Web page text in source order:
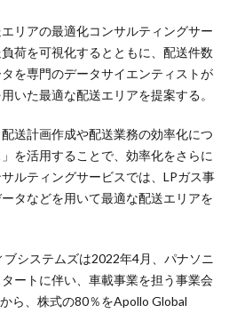
リアの最適化コンサルティングサー
荷を可視化するとともに、配送件数
を専門のデータサイエンティストが
いた最適な配送エリアを提案する。
送計画作成や配送業務の効率化につ
を活用することで、効率化をさらに
ルティングサービスでは、LPガス事
タなどを用いて最適な配送エリアを
システムズは2022年4月、パナソニ
ートに伴い、車載事業を担う事業会
ら、株式の80％をApollo Global